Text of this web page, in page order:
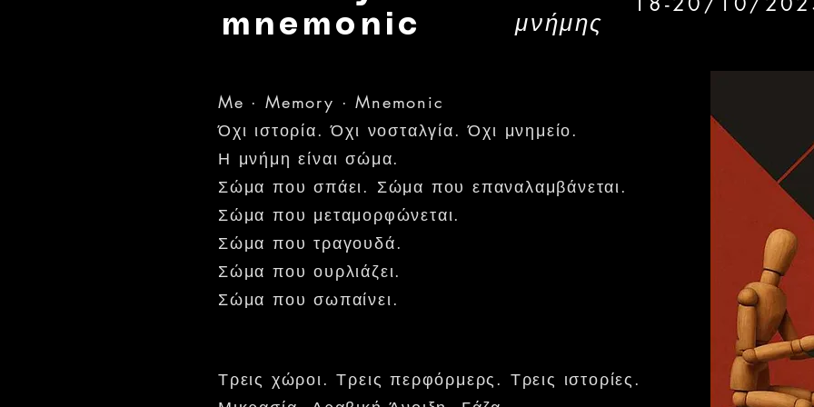
mnemonic
μνήμης
Me · Memory · Mnemonic
Όχι ιστορία. Όχι νοσταλγία. Όχι μνημείο.
Η μνήμη είναι σώμα.
Σώμα που σπάει. Σώμα που επαναλαμβάνεται.
Σώμα που μεταμορφώνεται.
Σώμα που τραγουδά.
Σώμα που ουρλιάζει.
Σώμα που σωπαίνει.
Τρεις χώροι. Τρεις περφόρμερς. Τρεις ιστορίες.